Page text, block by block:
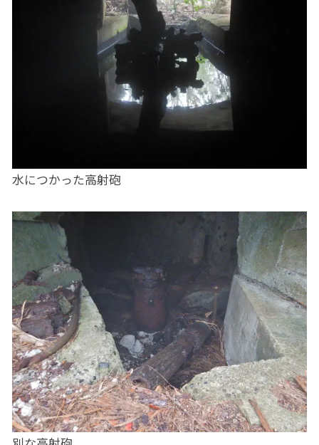
水につかった高射砲